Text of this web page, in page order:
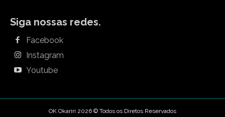
Siga nossas redes.
Facebook
Instagram
Youtube
OK Okariri 2026 © Todos os Diretos Reservados